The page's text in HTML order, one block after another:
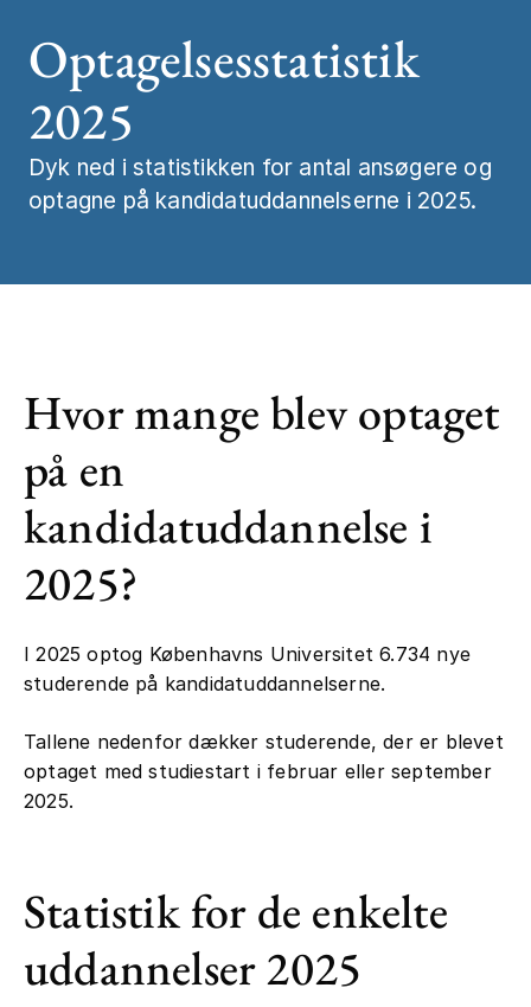
Optagelsesstatistik
2025
Dyk ned i statistikken for antal ansøgere og
optagne på kandidatuddannelserne i 2025.
Hvor mange blev optaget
på en
kandidatuddannelse i
2025?
I 2025 optog Københavns Universitet 6.734 nye
studerende på kandidatuddannelserne.
Tallene nedenfor dækker studerende, der er blevet
optaget med studiestart i februar eller september
2025.
Statistik for de enkelte
uddannelser 2025
Job og
Kontakt
Statistik og